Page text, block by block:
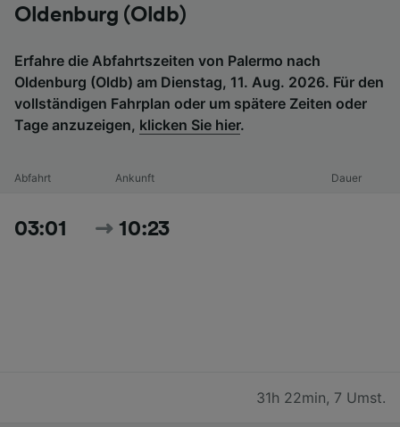
Oldenburg (Oldb)
Erfahre die Abfahrtszeiten von Palermo nach
Oldenburg (Oldb) am Dienstag, 11. Aug. 2026. Für den
vollständigen Fahrplan oder um spätere Zeiten oder
Tage anzuzeigen, klicken Sie hier.
Abfahrt Ankunft Dauer
03:01 10:23
31h 22min, 7 Umst.